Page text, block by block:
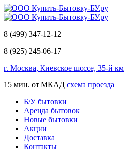
8 (499) 347-12-12
8 (925) 245-06-17
г. Москва, Киевское шоссе, 35-й км
15 мин. от МКАД схема проезда
Б/У бытовки
Аренда бытовок
Новые бытовки
Акции
Доставка
Контакты